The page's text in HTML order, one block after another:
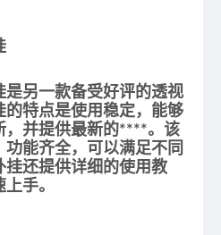
是另一款备受好评的透视
的特点是使用稳定，能够
，并提供最新的****。该
功能齐全，可以满足不同
挂还提供详细的使用教
手。